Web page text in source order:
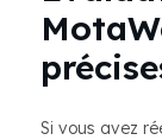
Si vous avez